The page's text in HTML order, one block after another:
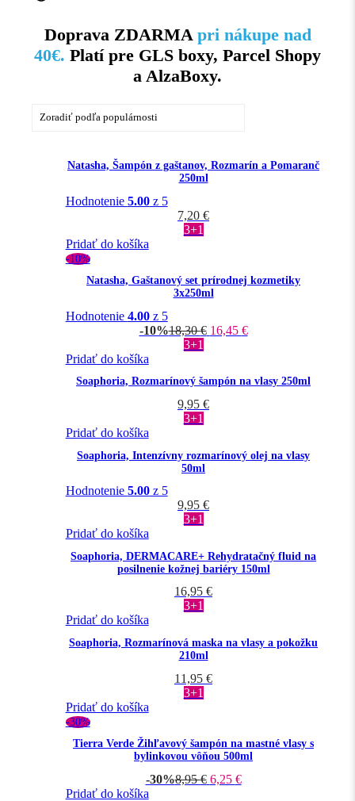
Doprava ZDARMA pri nákupe nad
40€. Platí pre GLS boxy, Parcel Shopy
a AlzaBoxy.
Natasha, Šampón z gaštanov, Rozmarín a Pomaranč
250ml
Hodnotenie 5.00z 5
7,20 €
3+1
Pridať do košíka
-10%
Natasha, Gaštanový set prírodnej kozmetiky
3x250ml
Hodnotenie 4.00z 5
-10%18,30€ 16,45 €
3+1
Pridať do košíka
Soaphoria, Rozmarínový šampón na vlasy 250ml
9,95 €
3+1
Pridať do košíka
Soaphoria, Intenzívny rozmarínový olej na vlasy
50ml
Hodnotenie 5.00z 5
9,95 €
3+1
Pridať do košíka
Soaphoria, DERMACARE+ Rehydratačný fluid na
posilnenie kožnej bariéry 150ml
16,95 €
3+1
Pridať do košíka
Soaphoria, Rozmarínová maska na vlasy a pokožku
210ml
11,95 €
3+1
Pridať do košíka
-30%
Tierra Verde Žihľavový šampón na mastné vlasy s
bylinkovou vôňou 500ml
-30%8,95€ 6,25 €
Pridať do košíka